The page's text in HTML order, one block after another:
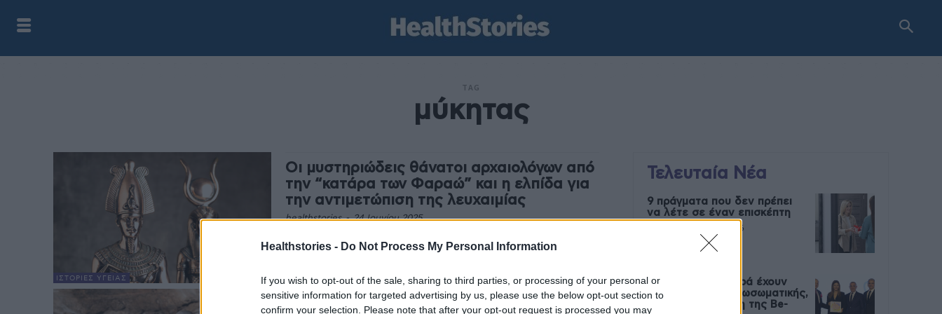
Healthstories - Do Not Process My Personal Information
If you wish to opt-out of the sale, sharing to third parties, or processing of your personal or
sensitive information for targeted advertising by us, please use the below opt-out section to
confirm your selection. Please note that after your opt-out request is processed you may
TAG
μύκητας
ΙΣΤΟΡΊΕΣ ΥΓΕΊΑΣ
Οι μυστηριώδεις θάνατοι αρχαιολόγων από
την “κατάρα των Φαραώ” και η ελπίδα για
την αντιμετώπιση της λευχαιμίας
healthstories - 24 Ιουνίου 2025
Η "κατάρα των Φαραώ" συνδέεται με έναν τοξικό μύκητα, ο
οποίος πιθανόν να ευθύνεται για τους μυστηριώδεις
αλλά...
Η επίσκεψη σε σπήλαιο εξελίχθηκε σε
Τελευταία Νέα
9 πράγματα που δεν πρέπει
να λέτε σε έναν επισκέπτη
27 Φεβρουαρίου 2026
Πάνω από 100 μωρά έχουν
γεννηθεί μέσω εξωσωματικής,
με την υποστήριξη της Be-